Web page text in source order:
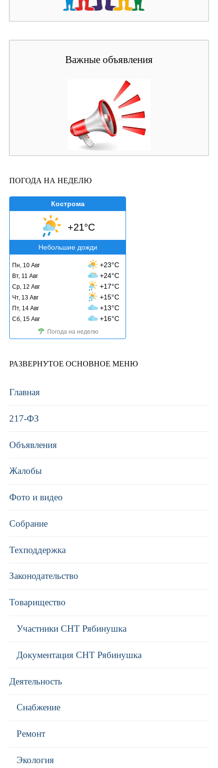
Важные объявления
ПОГОДА НА НЕДЕЛЮ
Кострома
+21°C
Небольшие дожди
Пн, 10 Авг +23°C
Вт, 11 Авг +24°C
Ср, 12 Авг +17°C
Чт, 13 Авг +15°C
Пт, 14 Авг +13°C
Сб, 15 Авг +16°C
Погода на неделю
РАЗВЕРНУТОЕ ОСНОВНОЕ МЕНЮ
Главная
217-ФЗ
Объявления
Жалобы
Фото и видео
Собрание
Техподдержка
Законодательство
Товарищество
Участники СНТ Рябинушка
Документация СНТ Рябинушка
Деятельность
Снабжение
Ремонт
Экология